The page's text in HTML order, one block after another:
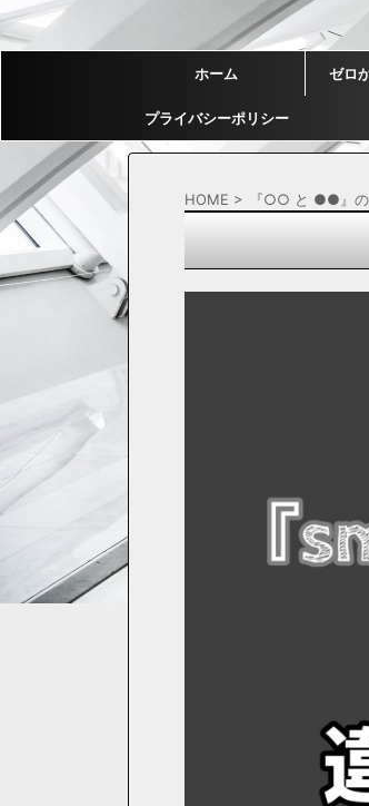
ホーム ゼロ
プライバシーポリシー
HOME > 『○○ と ●●』の